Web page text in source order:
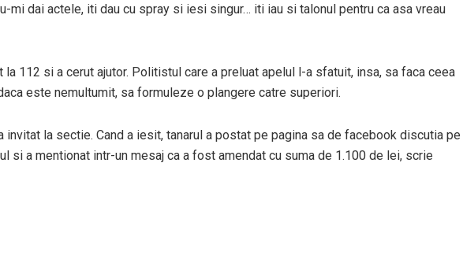
mi dai actele, iti dau cu spray si iesi singur… iti iau si talonul pentru ca asa vreau
la 112 si a cerut ajutor. Politistul care a preluat apelul l-a sfatuit, insa, sa faca ceea
este nemultumit, sa formuleze o plangere catre superiori.
invitat la sectie. Cand a iesit, tanarul a postat pe pagina sa de facebook discutia pe
si a mentionat intr-un mesaj ca a fost amendat cu suma de 1.100 de lei, scrie